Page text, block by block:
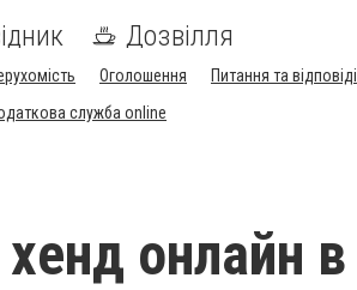
Дозвілля
Оголошення Питання та відповіді
служба online
онлайн в